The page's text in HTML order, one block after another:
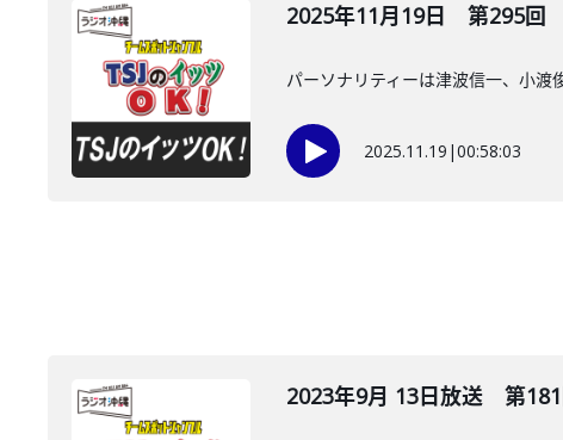
2025年11月19日 第295回
パーソナリティーは津波信一、小渡
2025.11.19 |00:58:03
2023年9月 13日放送 第